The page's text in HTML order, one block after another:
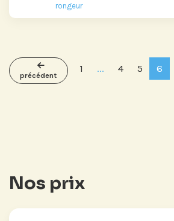
rongeur
précédent
1 ... 4 5 6
Nos prix